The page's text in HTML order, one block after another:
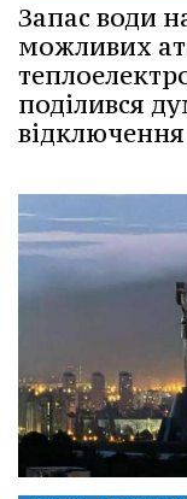
Запас води
можливих
поділився
відключення